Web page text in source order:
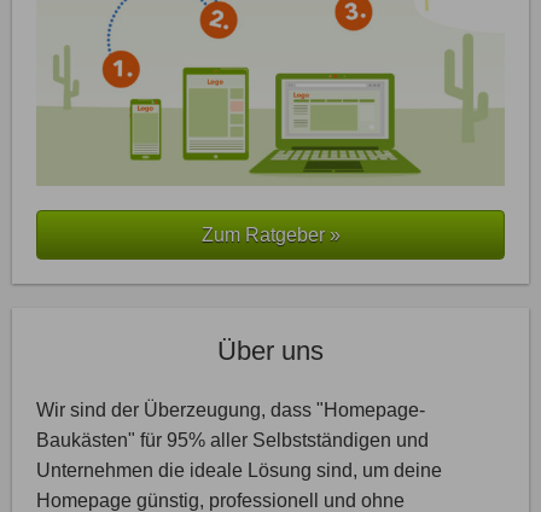
Zum Ratgeber »
Über uns
Wir sind der Überzeugung, dass "Homepage-
Baukästen" für 95% aller Selbstständigen und
Unternehmen die ideale Lösung sind, um deine
Homepage günstig, professionell und ohne